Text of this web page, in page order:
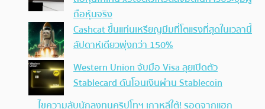
ถือหุ้นจริง
Cashcat ขึ้นแท่นเหรียญมีมที่โตแรงที่สุดในเวลานี้
สัปดาห์เดียวพุ่งกว่า 150%
Western Union จับมือ Visa ลุยเปิดตัว
Stablecard ดันโอนเงินผ่าน Stablecoin
ไขความลับนักลงทุนคริปโทฯ เกาหลีใต้! รอดจากแฮก